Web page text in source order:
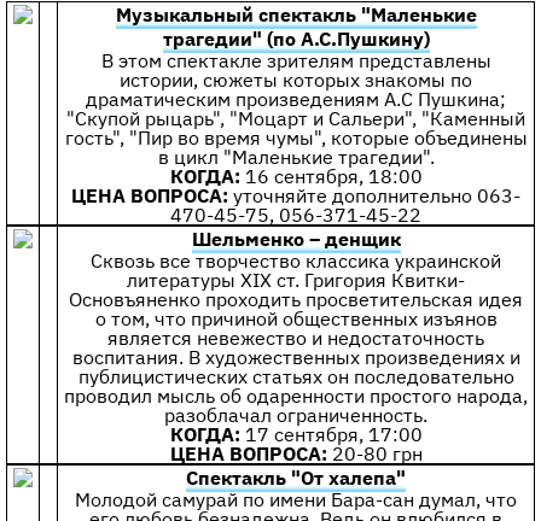
Музыкальный спектакль "Маленькие
трагедии" (по А.С.Пушкину)
В этом спектакле зрителям представлены
истории, сюжеты которых знакомы по
драматическим произведениям А.С Пушкина;
"Скупой рыцарь", "Моцарт и Сальери", "Каменный
гость", "Пир во время чумы", которые объединены
в цикл "Маленькие трагедии".
КОГДА: 16 сентября, 18:00
ЦЕНА ВОПРОСА: уточняйте дополнительно 063-
470-45-75, 056-371-45-22
Шельменко – денщик
Сквозь все творчество классика украинской
литературы XIX ст. Григория Квитки-
Основъяненко проходить просветительская идея
о том, что причиной общественных изъянов
является невежество и недостаточность
воспитания. В художественных произведениях и
публицистических статьях он последовательно
проводил мысль об одаренности простого народа,
разоблачал ограниченность.
КОГДА: 17 сентября, 17:00
ЦЕНА ВОПРОСА: 20-80 грн
Спектакль "От халепа"
Молодой самурай по имени Бара-сан думал, что